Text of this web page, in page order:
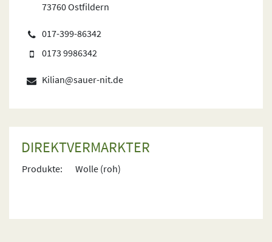
73760 Ostfildern
017-399-86342
0173 9986342
Kilian@sauer-nit.de
DIREKTVERMARKTER
Produkte: Wolle (roh)